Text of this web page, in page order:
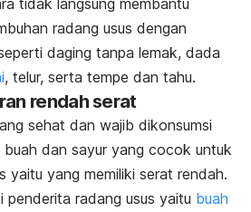
radang usus dengan
daging tanpa lemak, dada
, telur, serta tempe dan tahu.
rendah serat
sehat dan wajib dikonsumsi
buah dan sayur yang cocok untuk
yaitu yang memiliki serat rendah.
penderita radang usus yaitu buah